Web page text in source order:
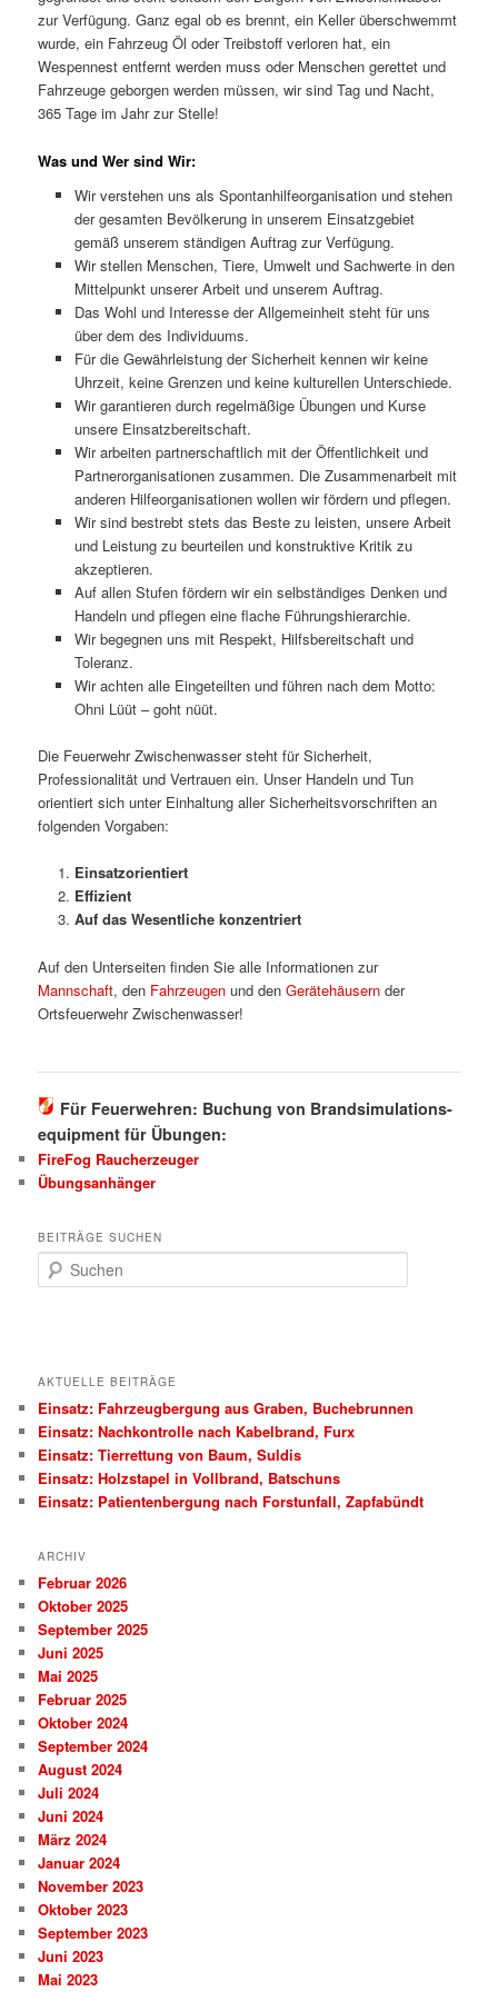
zur Verfügung. Ganz egal ob es brennt, ein Keller überschwemmt
wurde, ein Fahrzeug Öl oder Treibstoff verloren hat, ein
Wespennest entfernt werden muss oder Menschen gerettet und
Fahrzeuge geborgen werden müssen, wir sind Tag und Nacht,
365 Tage im Jahr zur Stelle!
Was und Wer sind Wir:
Wir verstehen uns als Spontanhilfeorganisation und stehen
der gesamten Bevölkerung in unserem Einsatzgebiet
gemäß unserem ständigen Auftrag zur Verfügung.
Wir stellen Menschen, Tiere, Umwelt und Sachwerte in den
Mittelpunkt unserer Arbeit und unserem Auftrag.
Das Wohl und Interesse der Allgemeinheit steht für uns
über dem des Individuums.
Für die Gewährleistung der Sicherheit kennen wir keine
Uhrzeit, keine Grenzen und keine kulturellen Unterschiede.
Wir garantieren durch regelmäßige Übungen und Kurse
unsere Einsatzbereitschaft.
Wir arbeiten partnerschaftlich mit der Öffentlichkeit und
Partnerorganisationen zusammen. Die Zusammenarbeit mit
anderen Hilfeorganisationen wollen wir fördern und pflegen.
Wir sind bestrebt stets das Beste zu leisten, unsere Arbeit
und Leistung zu beurteilen und konstruktive Kritik zu
akzeptieren.
Auf allen Stufen fördern wir ein selbständiges Denken und
Handeln und pflegen eine flache Führungshierarchie.
Wir begegnen uns mit Respekt, Hilfsbereitschaft und
Toleranz.
Wir achten alle Eingeteilten und führen nach dem Motto:
Ohni Lüüt – goht nüüt.
Die Feuerwehr Zwischenwasser steht für Sicherheit,
Professionalität und Vertrauen ein. Unser Handeln und Tun
orientiert sich unter Einhaltung aller Sicherheitsvorschriften an
folgenden Vorgaben:
Einsatzorientiert
Effizient
Auf das Wesentliche konzentriert
Auf den Unterseiten finden Sie alle Informationen zur
Mannschaft, den Fahrzeugen und denGerätehäusern der
Ortsfeuerwehr Zwischenwasser!
Für Feuerwehren: Buchung von Brandsimulations-
equipment für Übungen:
FireFog Raucherzeuger
Übungsanhänger
BEITRÄGE SUCHEN
u
AKTUELLE BEITRÄGE
Einsatz: Fahrzeugbergung aus Graben, Buchebrunnen
Einsatz: Nachkontrolle nach Kabelbrand, Furx
Einsatz: Tierrettung von Baum, Suldis
Einsatz: Holzstapel in Vollbrand, Batschuns
Einsatz: Patientenbergung nach Forstunfall, Zapfabündt
ARCHIV
Februar 2026
Oktober 2025
September 2025
Juni 2025
Mai 2025
Februar 2025
Oktober 2024
September 2024
August 2024
Juli 2024
Juni 2024
März 2024
Januar 2024
November 2023
Oktober 2023
September 2023
Juni 2023
Mai 2023